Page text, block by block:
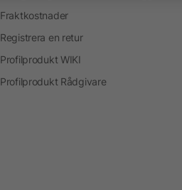
Fraktkostnader
Registrera en retur
Profilprodukt WIKI
Profilprodukt Rådgivare